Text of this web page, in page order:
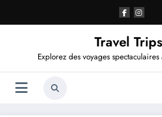
contenu
Travel Trips
Explorez des voyages